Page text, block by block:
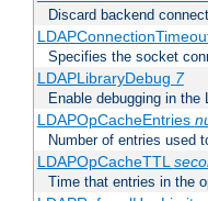
Discard backend
Specifies the socket
LDAPLibraryDebug 7
Enable debugging in the
LDAPOpCacheEntries
Number of entries used
LDAPOpCacheTTL
Time that entries in the